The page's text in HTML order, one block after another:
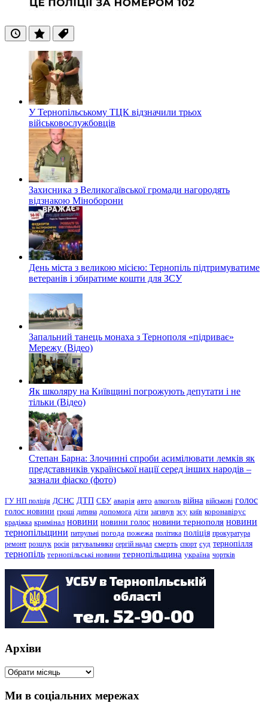
ОстанніПопулярні
Теги
У Тернопільському ТЦК відзначили трьох
військовослужбовців
Захисника з Великогаївської громади нагородять
відзнакою Міноборони
День міста з великою місією: Тернопіль підтримуватиме
ветеранів і збиратиме кошти для ЗСУ
Запальний танець монаха з Тернополя «підриває»
Мережу (Відео)
Як школяру на Київщині погрожують депутати і не
тільки (Відео)
Степан Барна: Злочинні спроби асимілювати лемків як
представників української нації серед інших народів –
зазнали фіаско (фото)
ГУ НП поліція ДСНС ДТП СБУ аварія авто алкоголь війна військові голос
голос новини гроші дитина допомога діти загинув зсу київ коронавірус
крадіжка кримінал новини новини голос новини тернополя новини
тернопільщини патрульні погода пожежа політика поліція прокуратура
ремонт розшук росія рятувальники сергій надал смерть спорт суд тернопілля
тернопіль тернопільські новини тернопільщина україна чортків
Архіви
Архіви
Ми в соціальних мережах